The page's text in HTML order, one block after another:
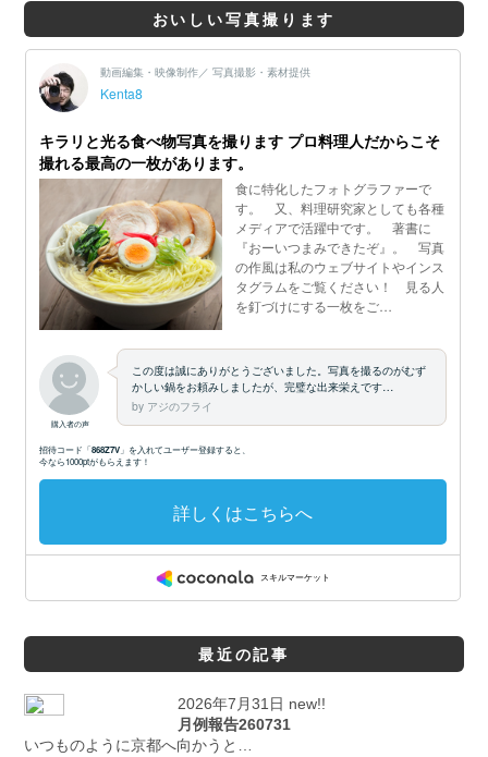
おいしい写真撮ります
最近の記事
2026年7月31日 new!!
月例報告260731
いつものように京都へ向かうと…